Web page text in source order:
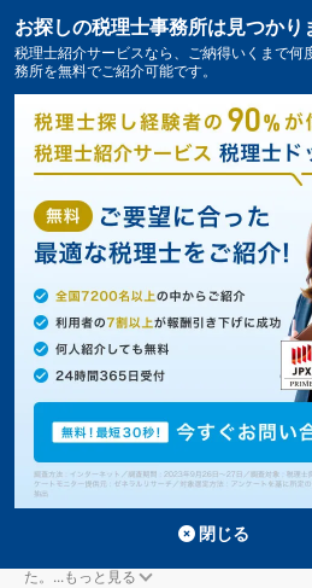
千葉市美浜区で経理・決算対
事務所の一覧3件掲載中
千葉市美浜区の経理・決算対策を扱う税理
た。 ...もっと見る
お探しの税理士事務所は見つかり
税理士紹介サービスなら、ご納得いくまで何
務所を無料でご紹介可能です。
閉じる